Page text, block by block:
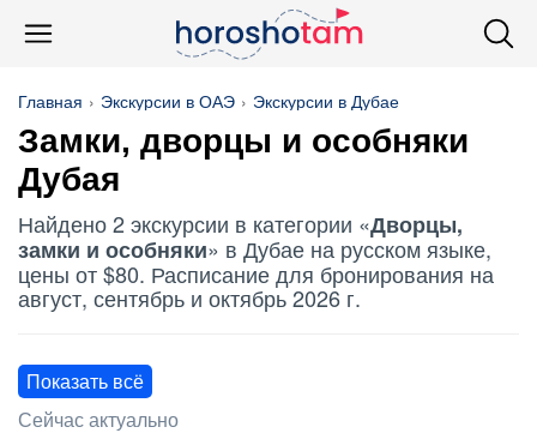
Главная Экскурсии в ОАЭ Экскурсии в Дубае
Замки, дворцы и особняки
Дубая
Найдено 2 экскурсии в категории «Дворцы,
замки и особняки» в Дубае на русском языке,
цены от $80. Расписание для бронирования на
август, сентябрь и октябрь 2026 г.
Показать всё
Сейчас актуально